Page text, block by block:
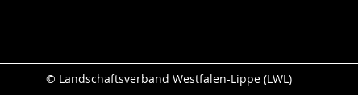
© Landschaftsverband Westfalen-Lippe (LWL)